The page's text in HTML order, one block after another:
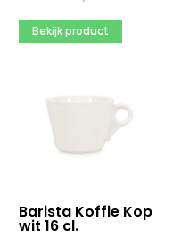
Bekijk product
Barista Koffie Kop
wit 16 cl.
Meerkleurendruk
Merk
Arcoroc
Meer opties